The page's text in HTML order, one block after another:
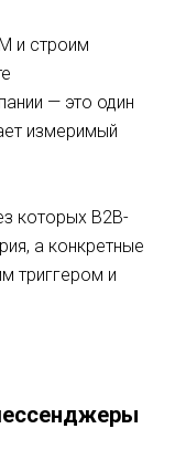
и строим
— это один
измеримый
которых B2B-
а конкретные
триггером и